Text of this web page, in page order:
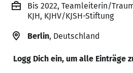
Bis 2022, Teamleiterin/
KJH, KJHV/KJSH-Stiftung
Berlin, Deutschland
Logg Dich ein, um alle Einträge